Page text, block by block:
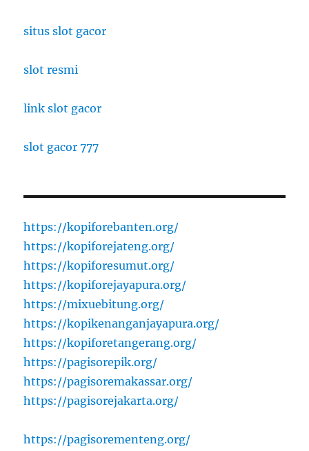
situs slot gacor
slot resmi
link slot gacor
slot gacor 777
https://kopiforebanten.org/
https://kopiforejateng.org/
https://kopiforesumut.org/
https://kopiforejayapura.org/
https://mixuebitung.org/
https://kopikenanganjayapura.org/
https://kopiforetangerang.org/
https://pagisorepik.org/
https://pagisoremakassar.org/
https://pagisorejakarta.org/
https://pagisorementeng.org/